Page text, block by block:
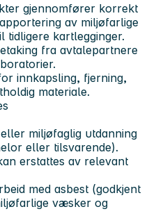
gjennomfører korrekt
av miljøfarlige
tidligere kartlegginger.
fra avtalepartnere
innkapsling, fjerning,
materiale.
miljøfaglig utdanning
eller tilsvarende).
erstattes av relevant
med asbest (godkjent
væsker og